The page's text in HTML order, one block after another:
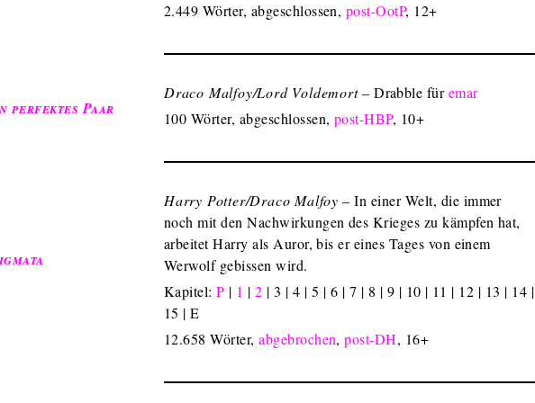
2.449 Wörter, abgeschlossen, post-OotP, 12+
perfektes Paar
Draco Malfoy/Lord Voldemort– Drabble füremar
100 Wörter, abgeschlossen, post-HBP, 10+
Harry Potter/Draco Malfoy – In einer Welt, die immer
noch mit den Nachwirkungen des Krieges zu kämpfen hat,
arbeitet Harry als Auror, bis er eines Tages von einem
Werwolf gebissen wird.
Kapitel:P | 1 |2 | 3 | 4 | 5 | 6 | 7 | 8 | 9 | 10 | 11 | 12 | 13 | 14 |
15 | E
12.658 Wörter,abgebrochen,post-DH, 16+